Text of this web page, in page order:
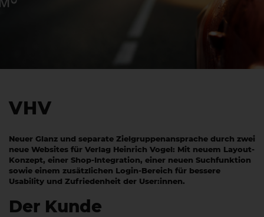
VHV
Neuer Glanz und separate Zielgruppenansprache durch zwei
neue Websites für Verlag Heinrich Vogel: Mit neuem Layout-
Konzept, einer Shop-Integration, einer neuen Suchfunktion
sowie einem zusätzlichen Login-Bereich für bessere
Usability und Zufriedenheit der User:innen.
Der Kunde